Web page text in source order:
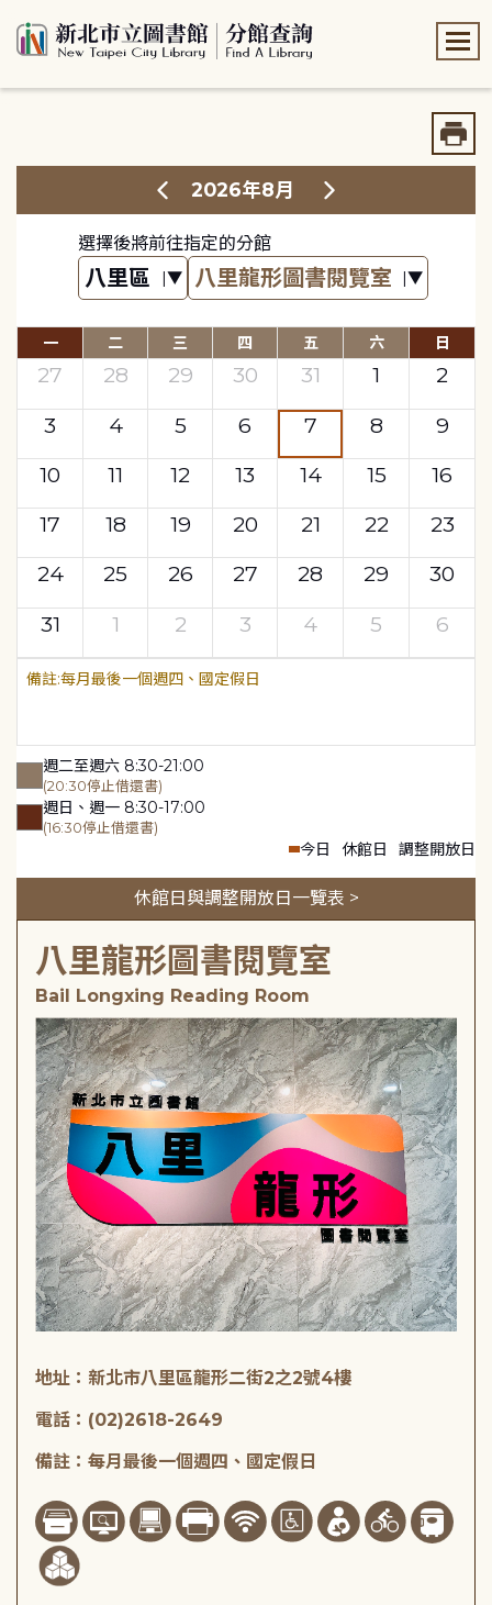
2026年8月
選擇後將前往指定的分館
一 二 三 四 五 六 日
27 28 29 30 31 1
2
3
4 5 6 7 8
9
10
11 12 13 14 15
16
17
18 19 20 21 22
23
24
25 26 27 28 29
30
31
1 2 3 4 5 6
每月最後一個週四、國定假日
週二至週六 8:30-21:00
(20:30停止借還書)
週日、週一 8:30-17:00
(16:30停止借還書)
今日 休館日 調整開放日
休館日與調整開放日一覽表 >
八里龍形圖書閱覽室
Bail Longxing Reading Room
地址：新北市八里區龍形二街2之2號4樓
電話：(02)2618-2649
備註：每月最後一個週四、國定假日